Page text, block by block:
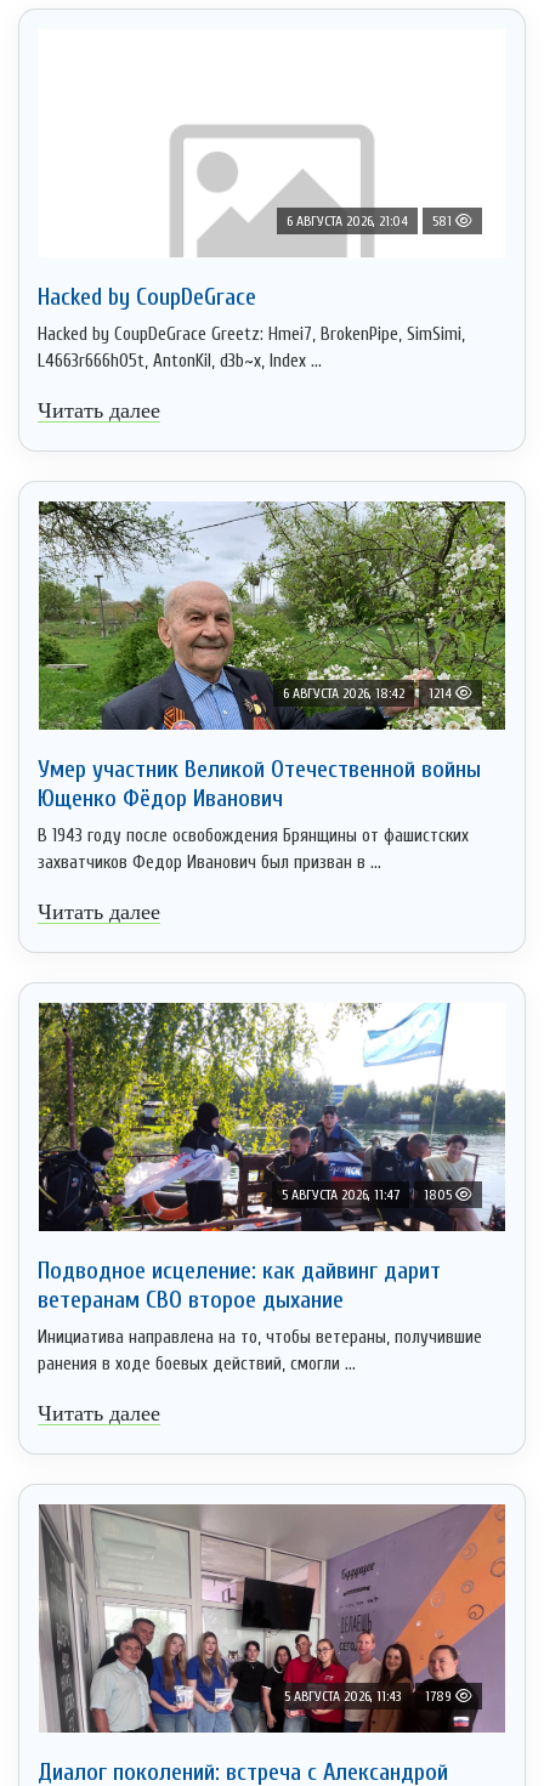
6 АВГУСТА 2026, 21:04 581
Hacked by CoupDeGrace
Hacked by CoupDeGrace Greetz: Hmei7, BrokenPipe, SimSimi,
L4663r666h05t, AntonKil, d3b~x, Index ...
Читать далее
6 АВГУСТА 2026, 18:42 1214
Умер участник Великой Отечественной войны
Ющенко Фёдор Иванович
В 1943 году после освобождения Брянщины от фашистских
захватчиков Федор Иванович был призван в ...
Читать далее
5 АВГУСТА 2026, 11:47 1805
Подводное исцеление: как дайвинг дарит
ветеранам СВО второе дыхание
Инициатива направлена на то, чтобы ветераны, получившие
ранения в ходе боевых действий, смогли ...
Читать далее
5 АВГУСТА 2026, 11:43 1789
Диалог поколений: встреча с Александрой